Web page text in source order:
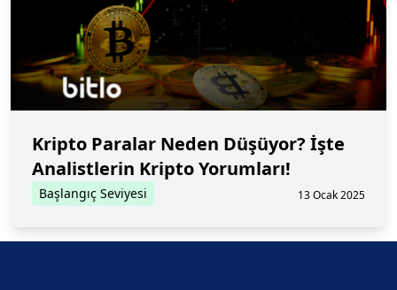
Kripto Paralar Neden Düşüyor? İşte
Analistlerin Kripto Yorumları!
Başlangıç Seviyesi 13 Ocak 2025